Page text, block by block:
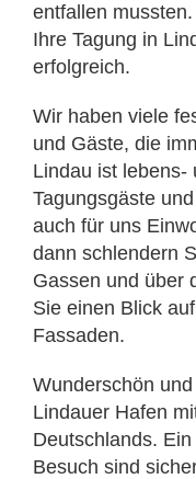
entfallen
Ihre Tagung in
erfolgreich.
Wir haben viele
und Gäste, die
Lindau ist lebens-
Tagungsgäste
auch für uns
dann schlendern
Gassen und über
Sie einen Blick
Fassaden.
Wunderschön
Lindauer Hafen
Deutschlands.
Besuch sind